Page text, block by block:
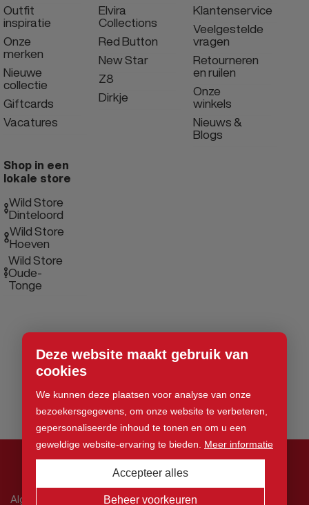
Deze website maakt gebruik van
cookies
We kunnen deze plaatsen voor analyse van onze
bezoekersgegevens, om onze website te verbeteren,
gepersonaliseerde inhoud te tonen en om u een
geweldige website-ervaring te bieden. Meer informatie
Beheer voorkeuren
Accepteer alles
Outfit
inspiratie
Onze
merken
Nieuwe
collectie
Giftcards
Vacatures
Elvira
Collections
Red Button
New Star
Z8
Dirkje
Klantenservice
Veelgestelde
vragen
Retourneren
en ruilen
Onze
winkels
Nieuws &
Blogs
Shop in een
lokale store
Wild Store
Dinteloord
Wild Store
Hoeven
Wild Store
Oude-
Tonge
© 2026 Wild Store. Alle rechten voorbehouden
Algemene voorwaarden